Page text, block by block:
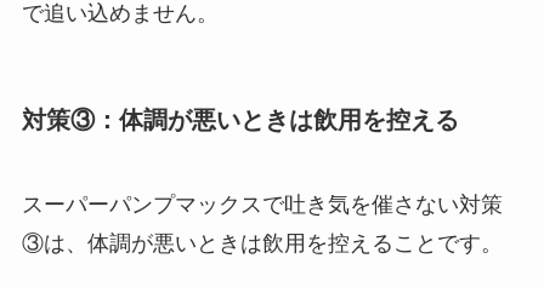
で追い込めません。
対策③：体調が悪いときは飲用を控える
スーパーパンプマックスで吐き気を催さない対策
③は、体調が悪いときは飲用を控えることです。